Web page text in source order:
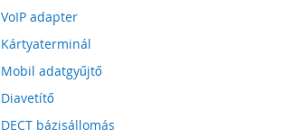
VoIP adapter
Kártyaterminál
Mobil adatgyűjtő
Diavetítő
DECT bázisállomás